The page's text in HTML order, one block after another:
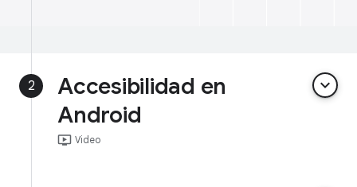
2
Accesibilidad en
Android
keyboard_arrow_down
ondemand_video Video